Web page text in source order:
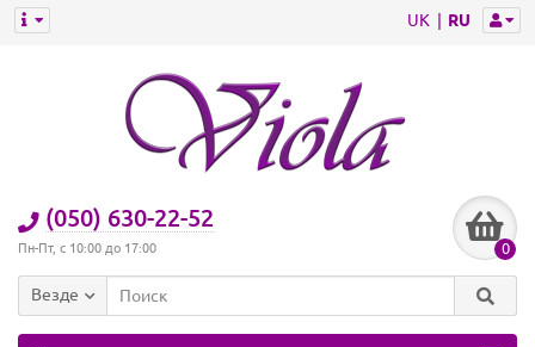
UK RU
(050) 630-22-52
Пн-Пт, с 10:00 до 17:00 0
Везде